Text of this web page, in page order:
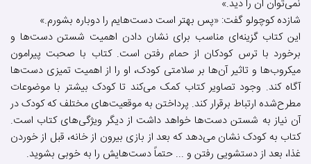
نمی‌توان آن را دید.»
شازده کوچولو گفت: «پس بهتر است دست‌هایم را دوباره بشورم.»
این کتاب گزینه‌ای مناسب برای نشان دادن اهمیت شستن دست‌ها و
برخورد با ترس کودکان از حمام رفتن است. کتاب با صحبت پیرامون
میکروب‌ها و تاثیر آن‌ها بر سلامتی کودک، او را از اهمیت تمیزی دست‌ها
آگاه کند. وجود تصاویر کتاب کمک می‌کند تا کودک بیشتر با موضوعات
مطرح‌شده ارتباط برقرار کند. پرداختن به موقعیت‌های مختلف که کودک در
آن نیاز به شستن دست‌ها خواهد داشت از دیگر ویژگی‌های کتاب است.
کتاب به کودک نشان می‌دهد که بعد از بازی بیرون از خانه، قبل از خوردن
غذا، بعد از دستشویی رفتن و ... حتماً دست‌هایش را به خوبی بشوید.